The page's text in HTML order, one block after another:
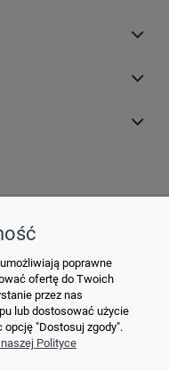
poprawne
ofertę do Twoich
przez nas
lub dostosować użycie
"Dostosuj zgody".
Polityce